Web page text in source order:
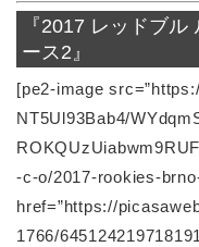
『2017 レッドブ
ース2』
[pe2-image
NT5Ul93Bab4/
-c-o/2017-rookies-
href=”https://
1766/